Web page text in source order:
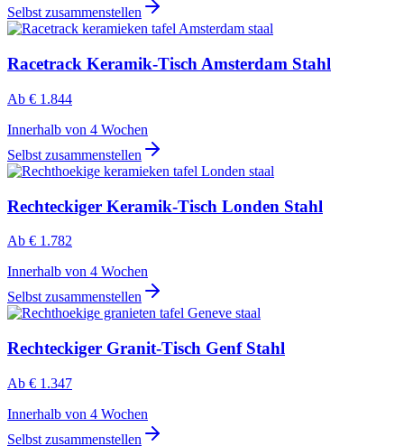
Selbst zusammenstellen
Racetrack Keramik-Tisch Amsterdam Stahl
Ab € 1.844
Innerhalb von 4 Wochen
Selbst zusammenstellen
Rechteckiger Keramik-Tisch Londen Stahl
Ab € 1.782
Innerhalb von 4 Wochen
Selbst zusammenstellen
Rechteckiger Granit-Tisch Genf Stahl
Ab € 1.347
Innerhalb von 4 Wochen
Selbst zusammenstellen